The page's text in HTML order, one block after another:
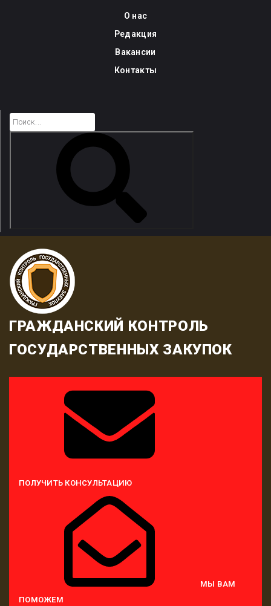
О нас
Редакция
Вакансии
Контакты
ГРАЖДАНСКИЙ КОНТРОЛЬ
ГОСУДАРСТВЕННЫХ ЗАКУПОК
ПОЛУЧИТЬ КОНСУЛЬТАЦИЮ
МЫ ВАМ
ПОМОЖЕМ